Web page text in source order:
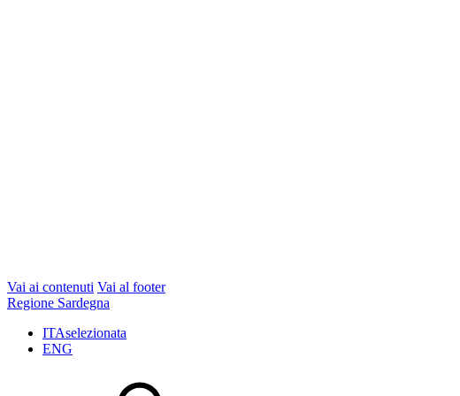
Vai ai contenuti Vai al footer
Regione Sardegna
ITAselezionata
ENG